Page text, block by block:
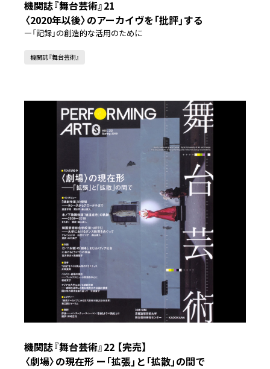
機関誌『舞台芸術』21
〈2020年以後〉のアーカイヴを「批評」する
―「記録」の創造的な活用のために
機関誌『舞台芸術』
機関誌『舞台芸術』22 【完売】
〈劇場〉の現在形 ー「拡張」と「拡散」の間で